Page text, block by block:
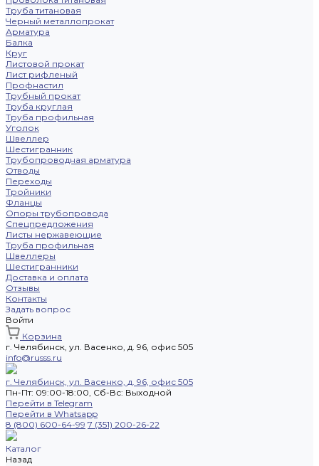
Труба титановая
Черный металлопрокат
Арматура
Балка
Круг
Листовой прокат
Лист рифленый
Профнастил
Трубный прокат
Труба круглая
Труба профильная
Уголок
Швеллер
Шестигранник
Трубопроводная арматура
Отводы
Переходы
Тройники
Фланцы
Опоры трубопровода
Спецпредложения
Листы нержавеющие
Труба профильная
Швеллеры
Шестигранники
Доставка и оплата
Отзывы
Контакты
Задать вопрос
Войти
Корзина
г. Челябинск, ул. Васенко, д. 96, офис 505
info@russs.ru
г. Челябинск, ул. Васенко, д. 96, офис 505
Пн-Пт: 09:00-18:00, Cб-Вс: Выходной
Перейти в Telegram
Перейти в Whatsapp
8 (800) 600-64-99 7 (351) 200-26-22
Каталог
Назад